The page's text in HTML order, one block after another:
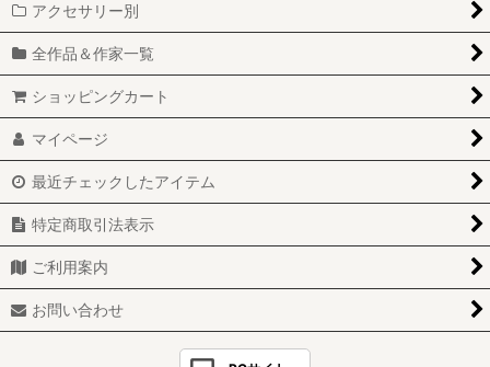
アクセサリー別
全作品＆作家一覧
ショッピングカート
マイページ
最近チェックしたアイテム
特定商取引法表示
ご利用案内
お問い合わせ